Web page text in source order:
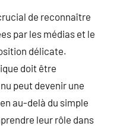
de reconnaître
par les médias et le
délicate.
doit être
peut devenir une
au-delà du simple
leur rôle dans